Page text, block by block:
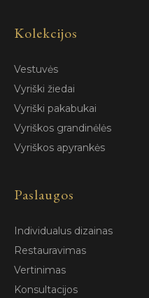
Kolekcijos
Vestuvės
Vyriški žiedai
Vyriški pakabukai
Vyriškos grandinėlės
Vyriškos apyrankės
Paslaugos
Individualus dizainas
Restauravimas
Vertinimas
Konsultacijos